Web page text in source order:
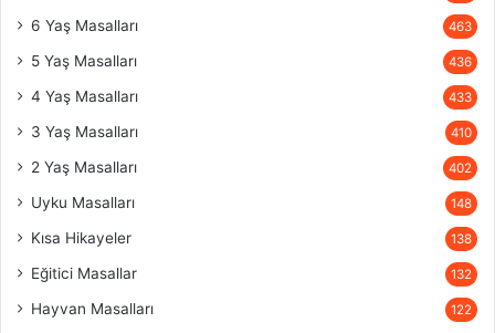
6 Yaş Masalları 463
5 Yaş Masalları 436
4 Yaş Masalları 433
3 Yaş Masalları 410
2 Yaş Masalları 402
Uyku Masalları 148
Kısa Hikayeler 138
Eğitici Masallar 132
Hayvan Masalları 122